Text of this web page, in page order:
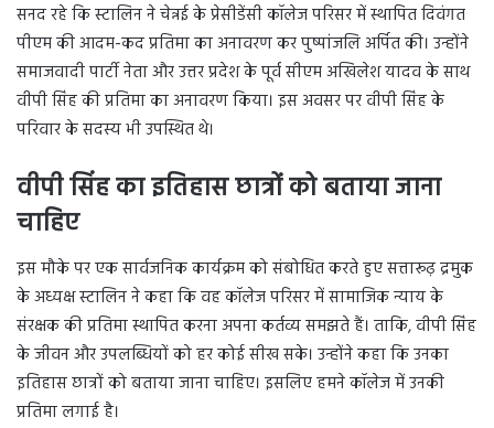
सनद रहे कि स्टालिन ने चेन्नई के प्रेसीडेंसी कॉलेज परिसर में स्थापित दिवंगत
पीएम की आदम-कद प्रतिमा का अनावरण कर पुष्पांजलि अर्पित की। उन्होंने
समाजवादी पार्टी नेता और उत्तर प्रदेश के पूर्व सीएम अखिलेश यादव के साथ
वीपी सिंह की प्रतिमा का अनावरण किया। इस अवसर पर वीपी सिंह के
परिवार के सदस्य भी उपस्थित थे।
वीपी सिंह का इतिहास छात्रों को बताया जाना
चाहिए
इस मौके पर एक सार्वजनिक कार्यक्रम को संबोधित करते हुए सत्तारूढ़ द्रमुक
के अध्यक्ष स्टालिन ने कहा कि वह कॉलेज परिसर में सामाजिक न्याय के
संरक्षक की प्रतिमा स्थापित करना अपना कर्तव्य समझते हैं। ताकि, वीपी सिंह
के जीवन और उपलब्धियों को हर कोई सीख सके। उन्होंने कहा कि उनका
इतिहास छात्रों को बताया जाना चाहिए। इसलिए हमने कॉलेज में उनकी
प्रतिमा लगाई है।